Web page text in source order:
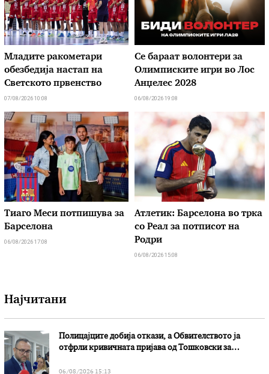
Младите ракометари
обезбедија настап на
Светското првенство
07/08/2026 10:08
Се бараат волонтери за
Олимписките игри во Лос
Анџелес 2028
06/08/2026 19:08
Тиаго Меси потпишува за
Барселона
06/08/2026 17:08
Атлетик: Барселона во трка
со Реал за потписот на
Родри
06/08/2026 15:08
Најчитани
Полицајците добија откази, а Обвителството ја
отфрли кривичната пријава од Тошковски за
06/08/2026 15:13